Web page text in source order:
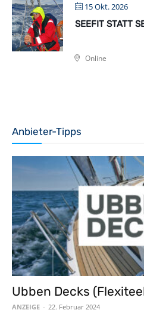
15 Okt. 2026
SEEFIT STATT
Online
Anbieter-Tipps
Ubben Decks
ANZEIGE - 22. Februar 2024